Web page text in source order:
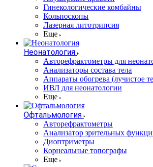
Гинекологические комбайны
Кольпоскопы
Лазерная литотрипсия
Еще
Неонатология
Авторефрактометры для
Анализаторы состава тела
Аппараты обогрева (лучистое
ИВЛ для неонатологии
Еще
Офтальмология
Авторефрактометры
Анализатор зрительных
Диоптриметры
Корнеальные топографы
Еще